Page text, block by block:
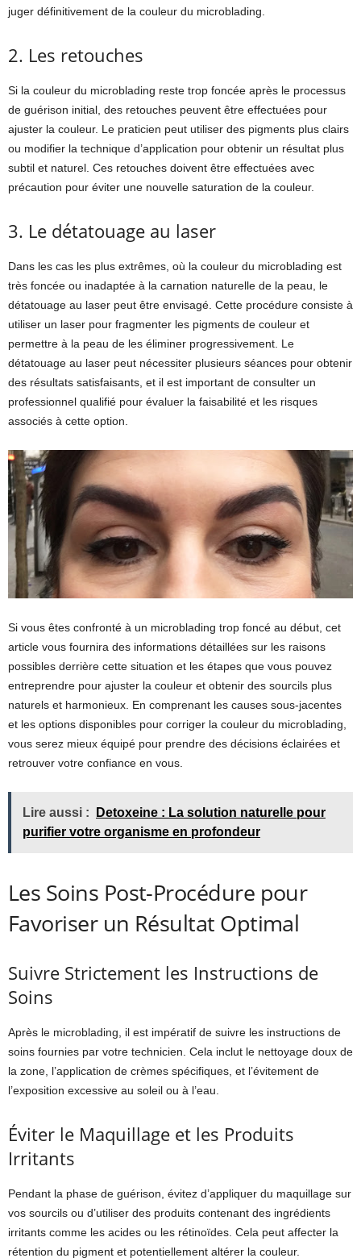
juger définitivement de la couleur du microblading.
2. Les retouches
Si la couleur du microblading reste trop foncée après le processus
de guérison initial, des retouches peuvent être effectuées pour
ajuster la couleur. Le praticien peut utiliser des pigments plus clairs
ou modifier la technique d’application pour obtenir un résultat plus
subtil et naturel. Ces retouches doivent être effectuées avec
précaution pour éviter une nouvelle saturation de la couleur.
3. Le détatouage au laser
Dans les cas les plus extrêmes, où la couleur du microblading est
très foncée ou inadaptée à la carnation naturelle de la peau, le
détatouage au laser peut être envisagé. Cette procédure consiste à
utiliser un laser pour fragmenter les pigments de couleur et
permettre à la peau de les éliminer progressivement. Le
détatouage au laser peut nécessiter plusieurs séances pour obtenir
des résultats satisfaisants, et il est important de consulter un
professionnel qualifié pour évaluer la faisabilité et les risques
associés à cette option.
Si vous êtes confronté à un microblading trop foncé au début, cet
article vous fournira des informations détaillées sur les raisons
possibles derrière cette situation et les étapes que vous pouvez
entreprendre pour ajuster la couleur et obtenir des sourcils plus
naturels et harmonieux. En comprenant les causes sous-jacentes
et les options disponibles pour corriger la couleur du microblading,
vous serez mieux équipé pour prendre des décisions éclairées et
retrouver votre confiance en vous.
Lire aussi :
Detoxeine : La solution naturelle pour
purifier votre organisme en profondeur
Les Soins Post-Procédure pour
Favoriser un Résultat Optimal
Suivre Strictement les Instructions de
Soins
Après le microblading, il est impératif de suivre les instructions de
soins fournies par votre technicien. Cela inclut le nettoyage doux de
la zone, l’application de crèmes spécifiques, et l’évitement de
l’exposition excessive au soleil ou à l’eau.
Éviter le Maquillage et les Produits
Irritants
Pendant la phase de guérison, évitez d’appliquer du maquillage sur
vos sourcils ou d’utiliser des produits contenant des ingrédients
irritants comme les acides ou les rétinoïdes. Cela peut affecter la
rétention du pigment et potentiellement altérer la couleur.